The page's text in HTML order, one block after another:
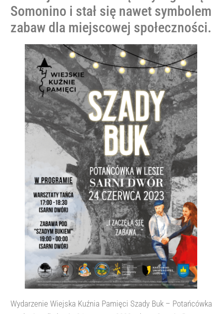
Somonino i stał się nawet symbolem
zabaw dla miejscowej społeczności.
Wydarzenie Wiejska Kuźnia Pamięci Szady Buk – Potańcówka